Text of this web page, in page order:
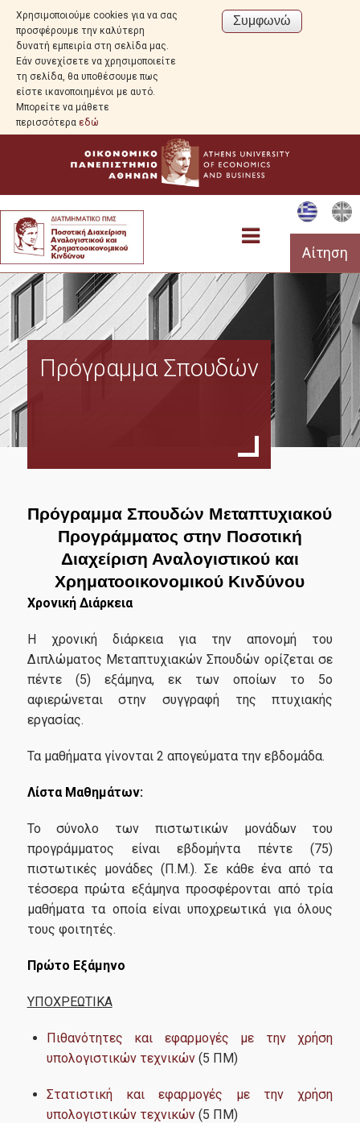
Χρησιμοποιούμε cookies για να σας
προσφέρουμε την καλύτερη
δυνατή εμπειρία στη σελίδα μας.
Εάν συνεχίσετε να χρησιμοποιείτε
τη σελίδα, θα υποθέσουμε πως
είστε ικανοποιημένοι με αυτό.
Μπορείτε να μάθετε
περισσότερα εδώ
Αίτηση
Το Πρόγραμμα
Σκοπός
Κανονισμός Σπουδών
Δίδακτρα & Υποτροφίες
Προγράμματα Μαθημάτων Εαρινού Εξαμήνου
2ο Έτος
Προκήρυξη για το ακαδ. έτος 2026-27
Υποψήφιοι
Διαδικασία Αιτήσεων
Καριέρα
Έρευνα
Δημοσιεύσεις
Πρόγραμμα Σπουδών
Πρόγραμμα Σπουδών Μεταπτυχιακού
Προγράμματος στην Ποσοτική
Διαχείριση Αναλογιστικού και
Χρηματοοικονομικού Κινδύνου
Χρονική Διάρκεια
Η χρονική διάρκεια για την απονομή του
Διπλώματος Μεταπτυχιακών Σπουδών ορίζεται σε
πέντε (5) εξάμηνα, εκ των οποίων το 5ο
αφιερώνεται στην συγγραφή της πτυχιακής
εργασίας.
Τα μαθήματα γίνονται 2 απογεύματα την εβδομάδα.
Λίστα Μαθημάτων:
Το σύνολο των πιστωτικών μονάδων του
προγράμματος είναι εβδομήντα πέντε (75)
πιστωτικές μονάδες (Π.Μ.). Σε κάθε ένα από τα
τέσσερα πρώτα εξάμηνα προσφέρονται από τρία
μαθήματα τα οποία είναι υποχρεωτικά για όλους
τους φοιτητές.
Πρώτο Εξάμηνο
ΥΠΟΧΡΕΩΤΙΚΑ
Πιθανότητες και εφαρμογές με την χρήση
υπολογιστικών τεχνικών(5 ΠΜ)
Στατιστική και εφαρμογές με την χρήση
υπολογιστικών τεχνικών(5 ΠΜ)